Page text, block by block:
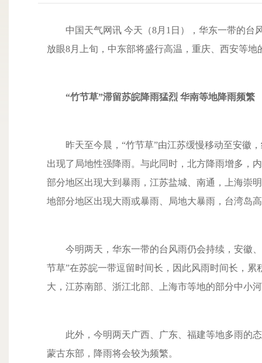
中国天气网讯 今天（8月1日），华东一带的台
放眼8月上旬，中东部将盛行高温，重庆、西安等
“竹节草”滞留苏皖降雨猛烈 华南等地降雨频繁
昨天至今晨，“竹节草”由江苏缓慢移动至安徽，
出现了局地性强降雨。与此同时，北方降雨增多，
部分地区出现大到暴雨，江苏盐城、南通，上海崇
地部分地区出现大雨或暴雨、局地大暴雨，台湾岛
今明两天，华东一带的台风雨仍会持续，安徽、
节草”在苏皖一带逗留时间长，因此风雨时间长，
大，江苏南部、浙江北部、上海市等地的部分中小
此外，今明两天广西、广东、福建等地多雨的态
蒙古东部，降雨将会较为频繁。